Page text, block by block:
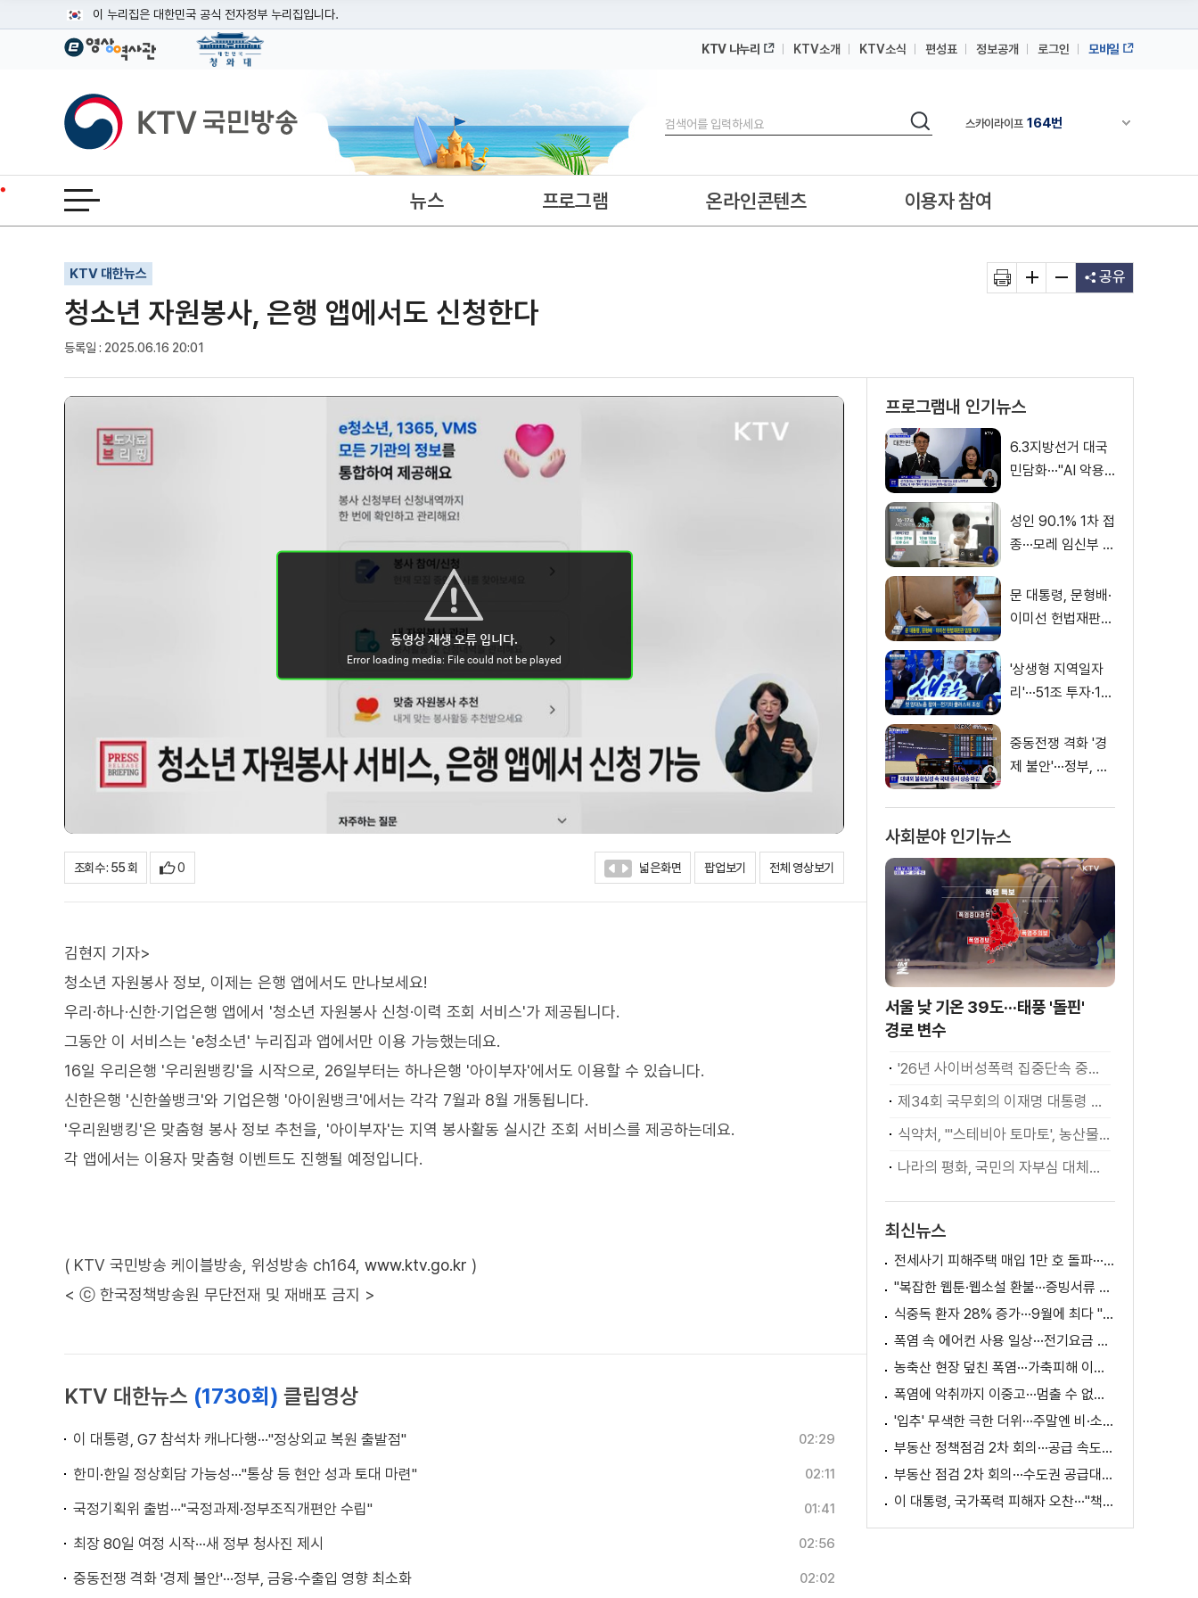
이 누리집은 대한민국 공식 전자정부 누리집입니다.
공식 누리집 주소 확인하기
이밖에 or.kr 또는 .kr등 다른 도메인 주소를 사용하고 있다면 아래 URL에서 도메인 주소를 확인해 보세요
운영중인 공식 누리집보기
KTV 나누리 KTV소개 KTV소식 편성표 정보공개 로그인 모바일
KTV국민방송
검색
검색 채널안내 펼쳐
스카이라이프 164번
스카이라이프 164번
스카이라이프
전체메뉴 열기 뉴스 프로그램 온라인콘텐츠 이용자 참여
KTV 대한뉴스
청소년 자원봉사, 은행 앱에서도 신청한다
등록일 : 2025.06.16 20:01
기사인쇄
글자확대
글자축소 공유
조회수 : 55 회 0 넓은화면 팝업보기 전체 영상보기
김현지 기자>
청소년 자원봉사 정보, 이제는 은행 앱에서도 만나보세요!
우리·하나·신한·기업은행 앱에서 '청소년 자원봉사 신청·이력 조회 서비스'가 제공됩니다.
그동안 이 서비스는 'e청소년' 누리집과 앱에서만 이용 가능했는데요.
16일 우리은행 '우리원뱅킹'을 시작으로, 26일부터는 하나은행 '아이부자'에서도 이용할 수 있습니다.
신한은행 '신한쏠뱅크'와 기업은행 '아이원뱅크'에서는 각각 7월과 8월 개통됩니다.
'우리원뱅킹'은 맞춤형 봉사 정보 추천을, '아이부자'는 지역 봉사활동 실시간 조회 서비스를 제공하는데요.
각 앱에서는 이용자 맞춤형 이벤트도 진행될 예정입니다.
( KTV 국민방송 케이블방송, 위성방송 ch164, www.ktv.go.kr )
< ⓒ 한국정책방송원 무단전재 및 재배포 금지 >
KTV 대한뉴스 (1730회) 클립영상
이 대통령, G7 참석차 캐나다행···"정상외교 복원 출발점" 02:29
한미·한일 정상회담 가능성···"통상 등 현안 성과 토대 마련" 02:11
국정기획위 출범···"국정과제·정부조직개편안 수립" 01:41
최장 80일 여정 시작···새 정부 청사진 제시 02:56
중동전쟁 격화 '경제 불안'···정부, 금융·수출입 영향 최소화 02:02
프로그램내 인기뉴스
6.3지방선거 대국
민담화···"AI 악용
성인 90.1% 1차 접
종···모레 임신부 사
문 대통령, 문형배·
이미선 헌법재판관
'상생형 지역일자
리'···51조 투자·13
중동전쟁 격화 '경
제 불안'···정부, 금
소화
사회분야 인기뉴스
서울 낮 기온 39도···태풍 '돌핀'
경로 변수
'26년 사이버성폭력 집중단속 중간성과 발표···향후 추진계획은?
제34회 국무회의 이재명 대통령 모두발언
식약처, "'스테비아 토마토', 농산물 아닌 가공식품"
나라의 평화, 국민의 자부심 대체불가 대한민국 이재명 대통령 모두말씀
최신뉴스
전세사기 피해주택 매입 1만 호 돌파···피해 지원 속도
"복잡한 웹툰·웹소설 환불···증빙서류 요구까지"
식중독 환자 28% 증가···9월에 최다 "입추 방심 금물"
폭염 속 에어컨 사용 일상···전기요금 줄이려면?
농축산 현장 덮친 폭염···가축피해 이틀 새 28만 마리↑
폭염에 악취까지 이중고···멈출 수 없는 필수노동
'입추' 무색한 극한 더위···주말엔 비·소나기
부동산 정책점검 2차 회의···공급 속도전 본격화하나
부동산 점검 2차 회의···수도권 공급대책 논의
이 대통령, 국가폭력 피해자 오찬···"책임지고 치유"